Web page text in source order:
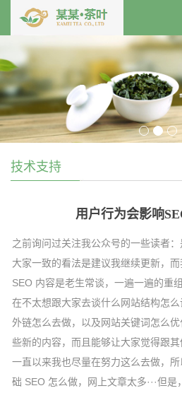
技术支持
用户行为会影响
之前询问过关注我公众号的一些读者：
大家一致的看法是建议我继续更新，
SEO 内容是老生常谈，一遍一遍的重
在不太想跟大家去谈什么网站结构怎么
外链怎么去做，以及网站关键词怎么
些新的内容，而且能够让大家觉得跟其
一直以来我也尽量在努力这么去做，
础 SEO 怎么做，网上文章太多···但